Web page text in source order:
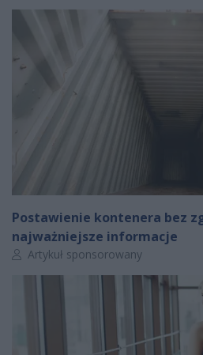
Postawienie kontenera bez
najważniejsze informacje
Autor artykułu:
Artykuł sponsorowany